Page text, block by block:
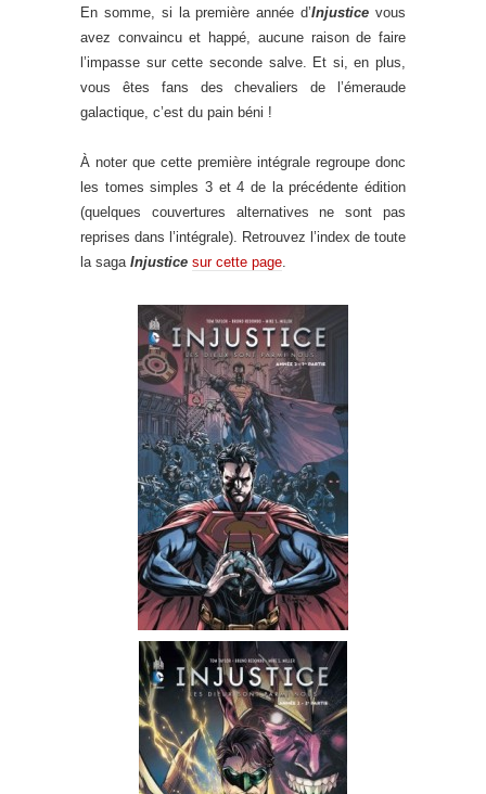
En somme, si la première année d’Injustice vous
avez convaincu et happé, aucune raison de faire
l’impasse sur cette seconde salve. Et si, en plus,
vous êtes fans des chevaliers de l’émeraude
galactique, c’est du pain béni !
À noter que cette première intégrale regroupe donc
les tomes simples 3 et 4 de la précédente édition
(quelques couvertures alternatives ne sont pas
reprises dans l’intégrale). Retrouvez l’index de toute
la saga Injustice sur cette page.